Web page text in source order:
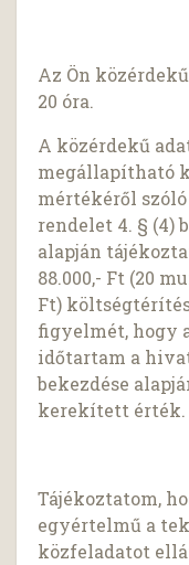
Az Ön
20 óra.
A közérdekű
megállapítható
mértékéről szóló
rendelet 4. § (4)
alapján
88.000,- Ft (20
Ft)
figyelmét, hogy
időtartam a
bekezdése
kerekített érték.
Tájékoztatom,
egyértelmű a
közfeladatot